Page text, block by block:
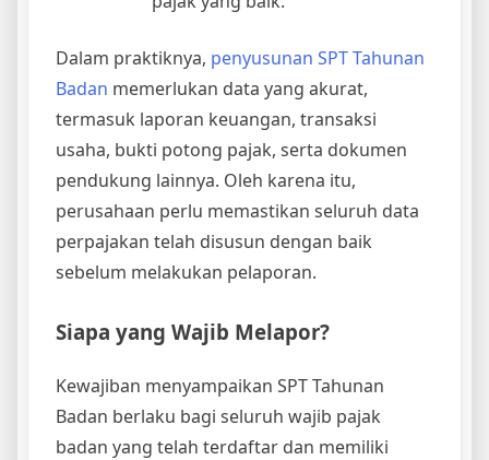
Dalam praktiknya, penyusunan SPT Tahunan
Badan memerlukan data yang akurat,
termasuk laporan keuangan, transaksi
usaha, bukti potong pajak, serta dokumen
pendukung lainnya. Oleh karena itu,
perusahaan perlu memastikan seluruh data
perpajakan telah disusun dengan baik
sebelum melakukan pelaporan.
Siapa yang Wajib Melapor?
Kewajiban menyampaikan SPT Tahunan
Badan berlaku bagi seluruh wajib pajak
badan yang telah terdaftar dan memiliki